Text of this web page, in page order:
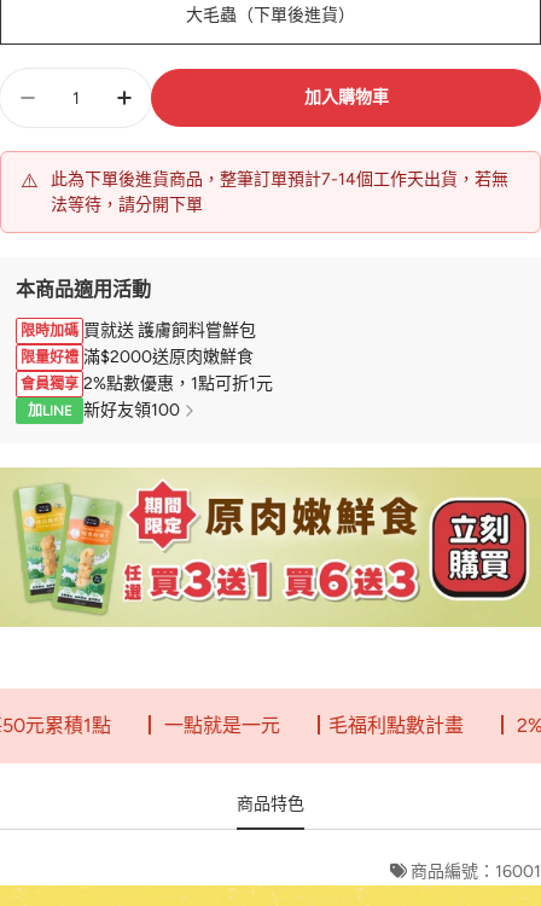
大毛蟲（下單後進貨）
量
加入購物車
⚠️
此為下單後進貨商品，整筆訂單預計7-14個工作天出貨，若無
法等待，請分開下單
本商品適用活動
限時加碼 買就送 護膚飼料嘗鮮包
限量好禮 滿$2000送原肉嫩鮮食
會員獨享 2%點數優惠，1點可折1元
加LINE 新好友領100
累積1點 ┃ 一點就是一元 ┃毛福利點數計畫 ┃ 2%回
商品特色
商品編號：16001